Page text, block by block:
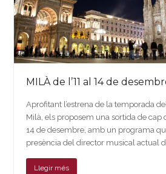
MILÀ de l’11 al 14 de
Aprofitant l’estrena de la temporada
Milà, els proposem una sortida de cap
14 de desembre, amb un programa
presència del director musical actual
Llegir més